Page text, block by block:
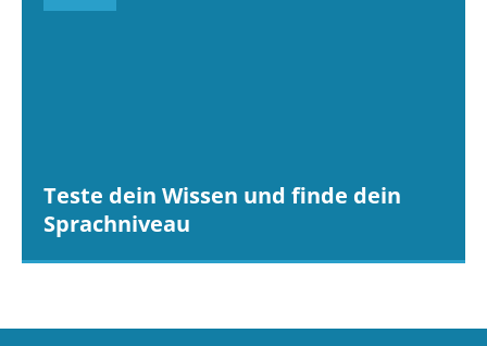
Teste dein Wissen und finde dein
Sprachniveau